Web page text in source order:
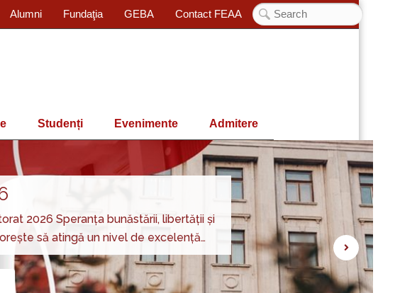
Alumni Fundaţia GEBA Contact FEAA
Studenți Evenimente Admitere
2026 Speranța bunăstării, libertății și
să atingă un nivel de excelență…